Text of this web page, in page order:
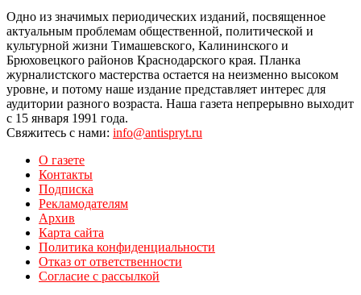
Одно из значимых периодических изданий, посвященное
актуальным проблемам общественной, политической и
культурной жизни Тимашевского, Калининского и
Брюховецкого районов Краснодарского края. Планка
журналистского мастерства остается на неизменно высоком
уровне, и потому наше издание представляет интерес для
аудитории разного возраста. Наша газета непрерывно выходит
с 15 января 1991 года.
Свяжитесь с нами: info@antispryt.ru
О газете
Контакты
Подписка
Рекламодателям
Архив
Карта сайта
Политика конфиденциальности
Отказ от ответственности
Согласие с рассылкой